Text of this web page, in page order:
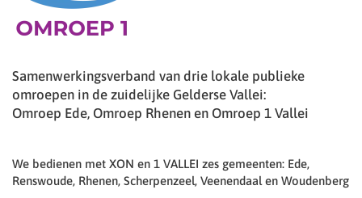
Samenwerkingsverband van drie lokale publieke
omroepen in de zuidelijke Gelderse Vallei:
Omroep Ede, Omroep Rhenen en Omroep 1 Vallei
We bedienen met XON en 1 VALLEI zes gemeenten: Ede,
Renswoude, Rhenen, Scherpenzeel, Veenendaal en Woudenberg